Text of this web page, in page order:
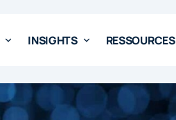
INSIGHTS RESSOURCES